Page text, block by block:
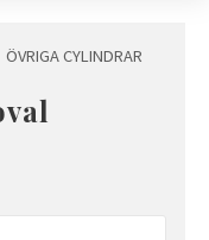
ÖVRIGA CYLINDRAR